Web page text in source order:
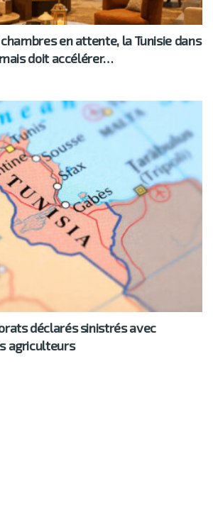
en attente, la Tunisie dans
doit accélérer…
déclarés sinistrés avec
agriculteurs